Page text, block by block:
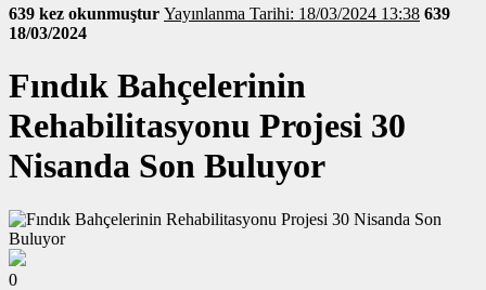
639 kez okunmuştur Yayınlanma Tarihi: 18/03/2024 13:38 639
18/03/2024
Fındık Bahçelerinin
Rehabilitasyonu Projesi 30
Nisanda Son Buluyor
0